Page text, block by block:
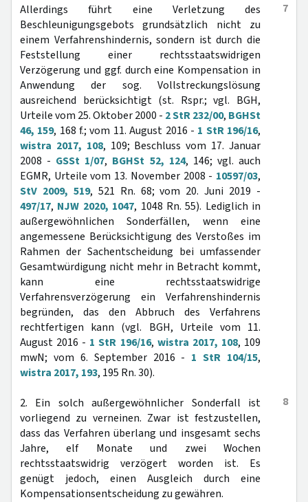
7
Allerdings führt eine Verletzung des
Beschleunigungsgebots grundsätzlich nicht zu
einem Verfahrenshindernis, sondern ist durch die
Feststellung einer rechtsstaatswidrigen
Verzögerung und ggf. durch eine Kompensation in
Anwendung der sog. Vollstreckungslösung
ausreichend berücksichtigt (st. Rspr.; vgl. BGH,
Urteile vom 25. Oktober 2000 - 2 StR 232/00, BGHSt
46, 159, 168 f.; vom 11. August 2016 - 1 StR 196/16,
wistra 2017, 108, 109; Beschluss vom 17. Januar
2008 - GSSt 1/07, BGHSt 52, 124, 146; vgl. auch
EGMR, Urteile vom 13. November 2008 - 10597/03,
StV 2009, 519, 521 Rn. 68; vom 20. Juni 2019 -
497/17, NJW 2020, 1047, 1048 Rn. 55). Lediglich in
außergewöhnlichen Sonderfällen, wenn eine
angemessene Berücksichtigung des Verstoßes im
Rahmen der Sachentscheidung bei umfassender
Gesamtwürdigung nicht mehr in Betracht kommt,
kann eine rechtsstaatswidrige
Verfahrensverzögerung ein Verfahrenshindernis
begründen, das den Abbruch des Verfahrens
rechtfertigen kann (vgl. BGH, Urteile vom 11.
August 2016 - 1 StR 196/16, wistra 2017, 108, 109
mwN; vom 6. September 2016 - 1 StR 104/15,
wistra 2017, 193, 195 Rn. 30).
8
2. Ein solch außergewöhnlicher Sonderfall ist
vorliegend zu verneinen. Zwar ist festzustellen,
dass das Verfahren überlang und insgesamt sechs
Jahre, elf Monate und zwei Wochen
rechtsstaatswidrig verzögert worden ist. Es
genügt jedoch, einen Ausgleich durch eine
Kompensationsentscheidung zu gewähren.